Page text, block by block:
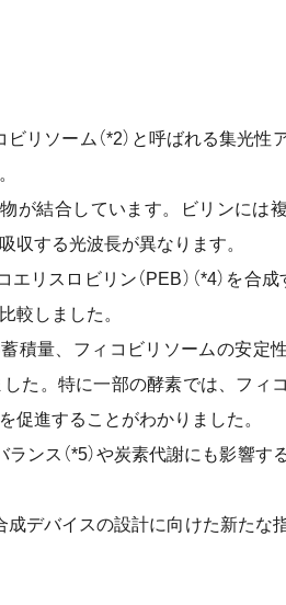
リソーム（*2）と呼ばれる集光性
が結合しています。ビリンには
収する光波長が異なります。
リスロビリン（PEB）（*4）を合
較しました。
積量、フィコビリソームの安定
た。特に一部の酵素では、フィ
促進することがわかりました。
ンス（*5）や炭素代謝にも影響す
デバイスの設計に向けた新たな